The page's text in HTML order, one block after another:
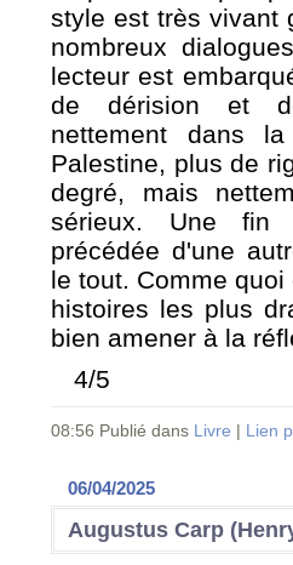
style est très vivant
nombreux
lecteur est
de dérision et
nettement dans
Palestine, plus de
degré, mais
sérieux. Une fin
précédée d'une
le tout. Comme
histoires les plus
bien amener à la
4/5
08:56 Publié dans Livre Lien
06/04/2025
Augustus Carp